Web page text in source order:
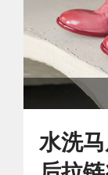
水洗